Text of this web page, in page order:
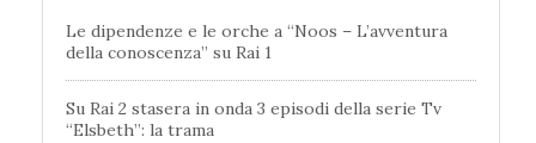
Le dipendenze e le orche a “Noos – L’avventura
della conoscenza” su Rai 1
Su Rai 2 stasera in onda 3 episodi della serie Tv
“Elsbeth”: la trama